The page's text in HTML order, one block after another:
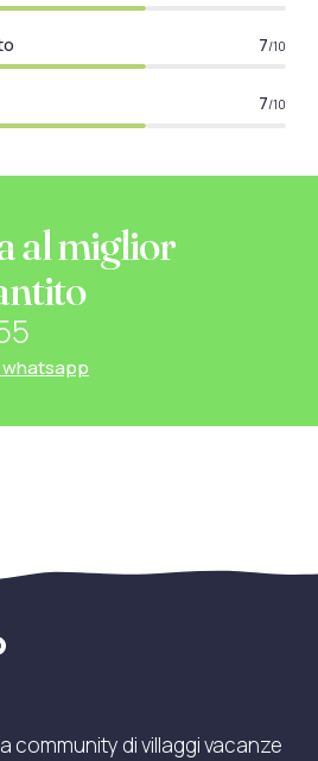
7/10
7/10
al miglior
community di villaggi vacanze